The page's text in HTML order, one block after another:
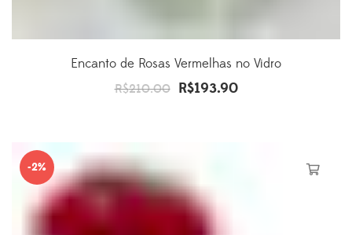
Encanto de Rosas Vermelhas no Vidro
R$210.00 O
R$210.00.
R$193.90O
-2%